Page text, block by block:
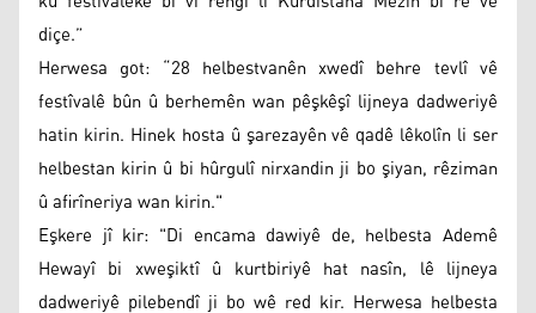
diçe.”
Herwesa got: “28 helbestvanên xwedî behre tevlî vê
festîvalê bûn û berhemên wan pêşkêşî lijneya dadweriyê
hatin kirin. Hinek hosta û şarezayên vê qadê lêkolîn li ser
helbestan kirin û bi hûrgulî nirxandin ji bo şiyan, rêziman
û afirîneriya wan kirin."
Eşkere jî kir: "Di encama dawiyê de, helbesta Ademê
Hewayî bi xweşiktî û kurtbiriyê hat nasîn, lê lijneya
dadweriyê pilebendî ji bo wê red kir. Herwesa helbesta